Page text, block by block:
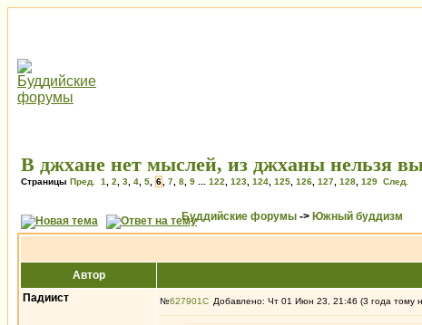
В джхане нет мыслей, из джханы нельзя
Страницы Пред. 1 2 3 4 5 6 7 8 9 122 123 124 125 126 127 128 129 След.
Буддийские форумы -> Южный буддизм
Автор
Падиист
№627901 Добавлено: Чт 01 Июн 23, 21:46 (3 года тому